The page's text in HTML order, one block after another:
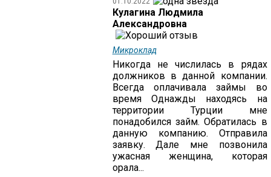
Кулагина Людмила
Александровна
Микроклад
Никогда не числилась в рядах
должников в данной компании.
Всегда оплачивала займы во
время Однажды находясь на
территории Турции мне
понадобился займ. Обратилась в
данную компанию. Отправила
заявку. Дале мне позвонила
ужасная женщина, которая
орала...